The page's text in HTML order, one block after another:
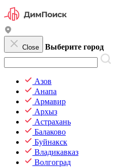
Close Выберите город
Азов
Анапа
Армавир
Архыз
Астрахань
Балаково
Буйнакск
Владикавказ
Волгоград